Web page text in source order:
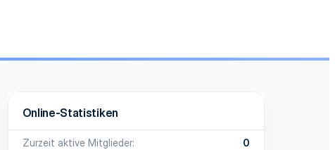
Online-Statistiken
Zurzeit aktive Mitglieder
0